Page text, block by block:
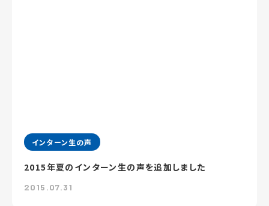
インターン生の声
2015年夏のインターン生の声を追加しました
2015.07.31